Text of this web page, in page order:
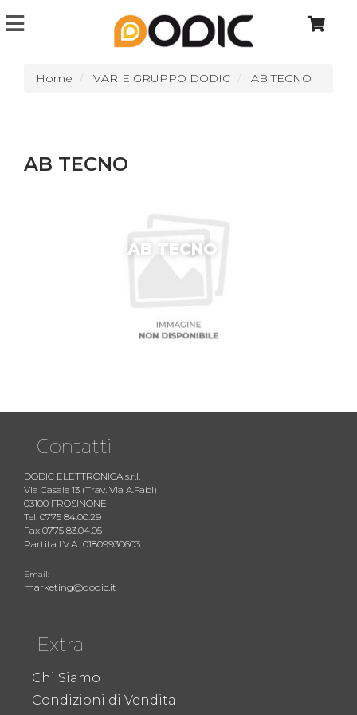
Home VARIE GRUPPO DODIC AB TECNO
AB TECNO
AB TECNO
Contatti
DODIC ELETTRONICA s.r.l.
Via Casale 13 (Trav. Via A.Fabi)
03100 FROSINONE
Tel. 0775 84.00.29
Fax 0775 83.04.05
Partita I.V.A.: 01809930603
Email:
marketing@dodic.it
Extra
Chi Siamo
Condizioni di Vendita